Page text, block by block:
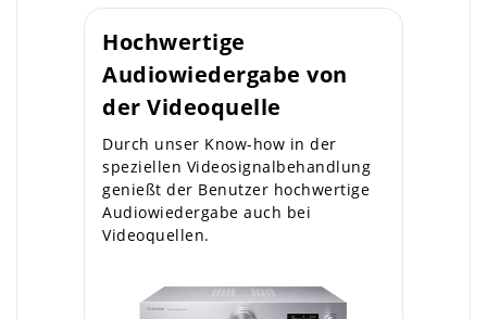
Hochwertige
Audiowiedergabe von
der Videoquelle
Durch unser Know-how in der
speziellen Videosignalbehandlung
genießt der Benutzer hochwertige
Audiowiedergabe auch bei
Videoquellen.